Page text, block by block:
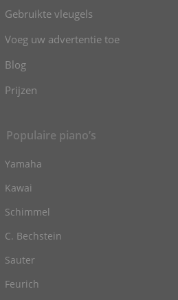
Gebruikte vleugels
Voeg uw advertentie toe
Blog
Prijzen
Populaire piano’s
Yamaha
Kawai
Schimmel
C. Bechstein
Sauter
Feurich